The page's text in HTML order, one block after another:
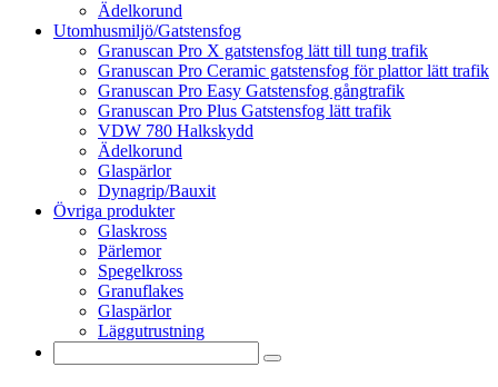
Ädelkorund
Utomhusmiljö/Gatstensfog
Granuscan Pro X gatstensfog lätt till tung trafik
Granuscan Pro Ceramic gatstensfog för plattor lätt trafik
Granuscan Pro Easy Gatstensfog gångtrafik
Granuscan Pro Plus Gatstensfog lätt trafik
VDW 780 Halkskydd
Ädelkorund
Glaspärlor
Dynagrip/Bauxit
Övriga produkter
Glaskross
Pärlemor
Spegelkross
Granuflakes
Glaspärlor
Läggutrustning